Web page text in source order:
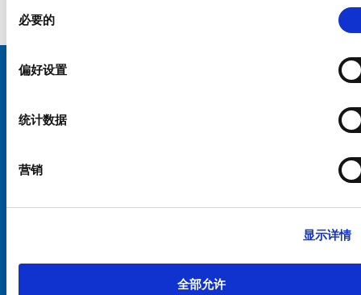
选
必要的
偏好设置
统计数据
营销
显示详情
全部允许